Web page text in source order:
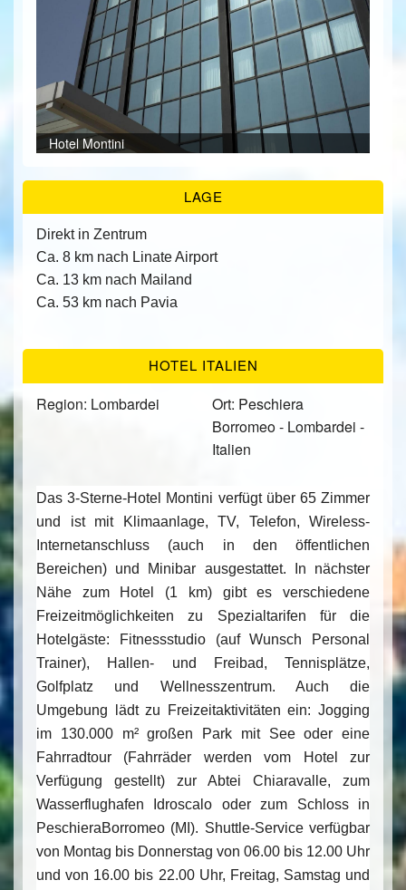
ÜBER UNS
KONTAKT/ANFRAGE
FEEDBACKS
Hotel Montini
LAGE
Direkt in Zentrum
Ca. 8 km nach Linate Airport
Ca. 13 km nach Mailand
Ca. 53 km nach Pavia
HOTEL ITALIEN
Region: Lombardei
Ort: Peschiera
Borromeo - Lombardei -
Italien
Das 3-Sterne-Hotel Montini verfügt über 65 Zimmer
und ist mit Klimaanlage, TV, Telefon, Wireless-
Internetanschluss (auch in den öffentlichen
Bereichen) und Minibar ausgestattet. In nächster
Nähe zum Hotel (1 km) gibt es verschiedene
Freizeitmöglichkeiten zu Spezialtarifen für die
Hotelgäste: Fitnessstudio (auf Wunsch Personal
Trainer), Hallen- und Freibad, Tennisplätze,
Golfplatz und Wellnesszentrum. Auch die
Umgebung lädt zu Freizeitaktivitäten ein: Jogging
im 130.000 m² großen Park mit See oder eine
Fahrradtour (Fahrräder werden vom Hotel zur
Verfügung gestellt) zur Abtei Chiaravalle, zum
Wasserflughafen Idroscalo oder zum Schloss in
PeschieraBorromeo (MI). Shuttle-Service verfügbar
von Montag bis Donnerstag von 06.00 bis 12.00 Uhr
und von 16.00 bis 22.00 Uhr, Freitag, Samstag und